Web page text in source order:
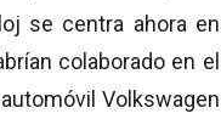
se centra ahora en
colaborado en el
Volkswagen